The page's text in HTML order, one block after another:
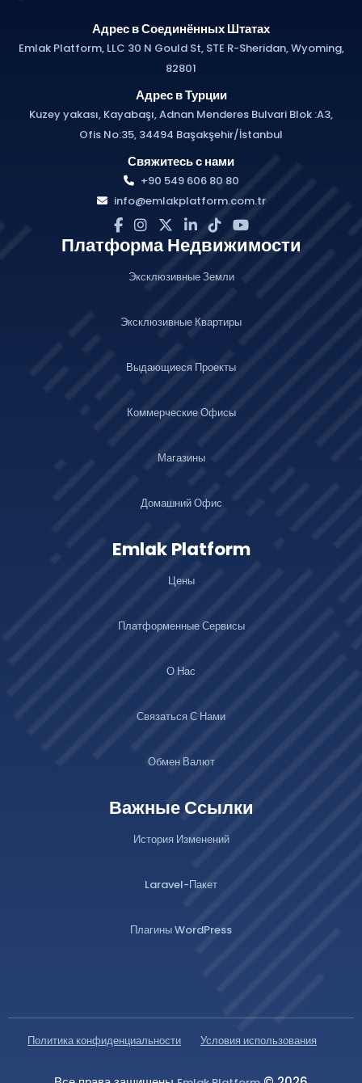
Адрес в Соединённых Штатах
Emlak Platform, LLC 30 N Gould St, STE R-Sheridan, Wyoming,
82801
Адрес в Турции
Kuzey yakası, Kayabaşı, Adnan Menderes Bulvari Blok :A3,
Ofis No:35, 34494 Başakşehir/İstanbul
Свяжитесь с нами
+90 549 606 80 80
info@emlakplatform.com.tr
Платформа Недвижимости
Эксклюзивные Земли
Эксклюзивные Квартиры
Выдающиеся Проекты
Коммерческие Офисы
Магазины
Домашний Офис
Emlak Platform
Цены
Платформенные Сервисы
О Нас
Связаться С Нами
Обмен Валют
Важные Ссылки
История Изменений
Laravel-Пакет
Плагины WordPress
Политика конфиденциальности Условия использования